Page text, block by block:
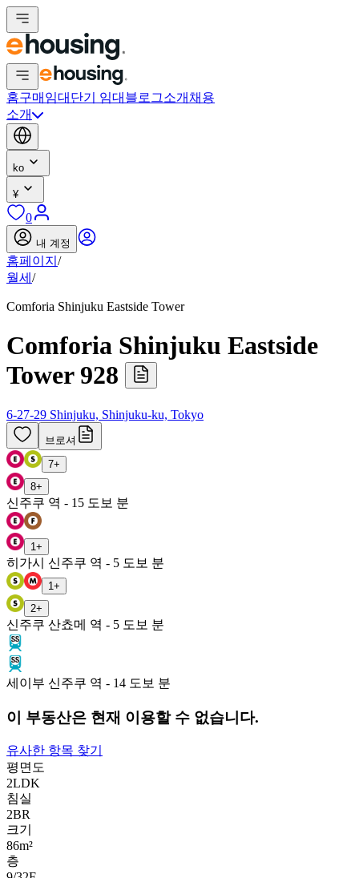
홈구매 임대 단기 임대 블로그소개 채용
소개
ko
¥
0
내 계정
홈페이지 /
월세 /
Comforia Shinjuku Eastside Tower
Comforia Shinjuku Eastside
Tower 928
6-27-29 Shinjuku, Shinjuku-ku, Tokyo
브로셔
7+
8+
신주쿠 역 - 15 도보 분
1 +
히가시 신주쿠 역 - 5 도보 분
1 +
2+
신주쿠 산쵸메 역 - 5 도보 분
세이부 신주쿠 역 - 14 도보 분
이 부동산은 현재 이용할 수 없습니다.
유사한 항목 찾기
평면도
2LDK
침실
2BR
크기
86m²
층